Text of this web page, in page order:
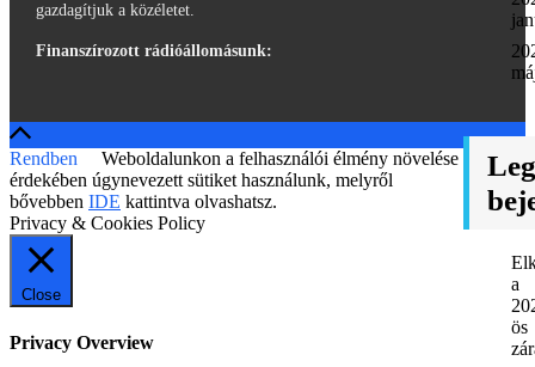
a
ös
gazdagítjuk a közéletet.
Finanszírozott rádióállomásunk:
Rendben Weboldalunkon a felhasználói élmény növelése
érdekében úgynevezett sütiket használunk, melyről
bővebben IDE kattintva olvashatsz.
Privacy & Cookies Policy
Close
Privacy Overview